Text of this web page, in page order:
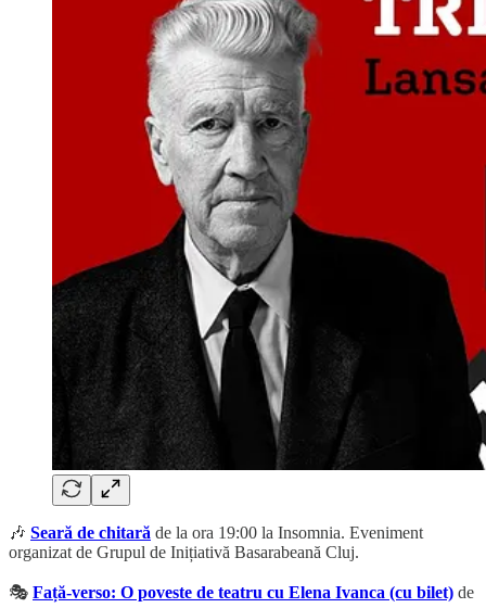
🎶 Seară de chitară de la ora 19:00 la Insomnia. Eveniment
organizat de Grupul de Inițiativă Basarabeană Cluj.
🎭 Față-verso: O poveste de teatru cu Elena Ivanca (cu bilet) de